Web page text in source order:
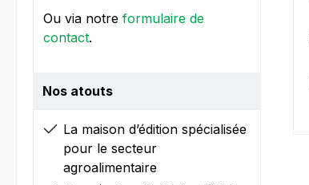
Ou via notre formulaire de
contact.
Nos atouts
La maison d’édition spécialisée
pour le secteur
agroalimentaire